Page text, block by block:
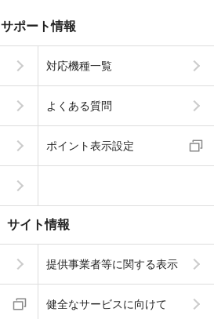
サポート情報
対応機種一覧
よくある質問
ポイント表示設定
サイト情報
提供事業者等に関する表示
健全なサービスに向けて